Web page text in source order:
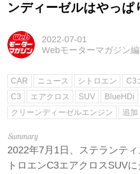
ンディーゼルはやっぱ
2022-07-01
Webモーターマガジン
CAR ニュース シトロエン
C3
C3
エアクロス SUV
BlueHDi
クリーンディーゼルエンジン
追加
2022年7月1日、ステランテ
トロエンC3エアクロスSUV